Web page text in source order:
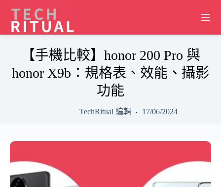
content
【手機比較】honor 200 Pro 與
honor X9b：規格表、效能、攝影
功能
TechRitual 編輯 17/06/2024